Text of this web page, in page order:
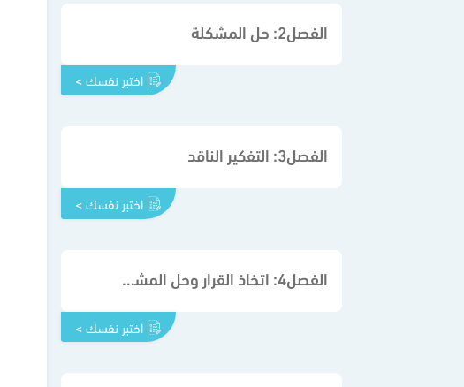
الفصل2: حل المشكلة
اختبر نفسك >
الفصل3: التفكير الناقد
اختبر نفسك >
الفصل4: اتخاذ القرار وحل المشكلات ضمن مجموعة
اختبر نفسك >